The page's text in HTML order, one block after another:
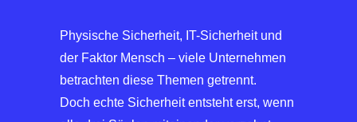
Physische Sicherheit, IT-Sicherheit und
der Faktor Mensch – viele Unternehmen
betrachten diese Themen getrennt.
Doch echte Sicherheit entsteht erst, wenn